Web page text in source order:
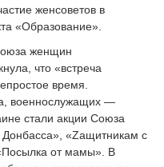
женсоветов в
«Образование».
женщин
что «встреча
время.
военнослужащих —
стали акции Союза
«Zащитникам с
от мамы». В